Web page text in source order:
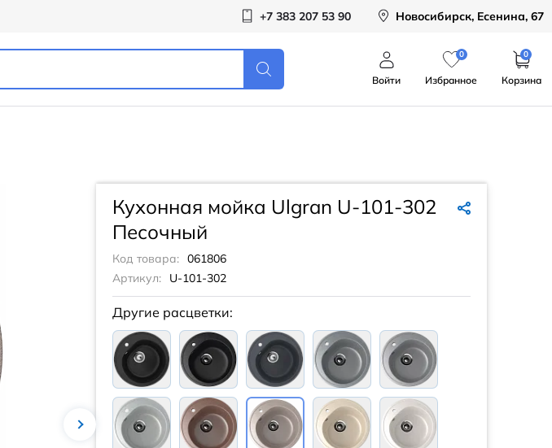
+7 383 207 53 90 Новосибирск, Есенина, 67
Войти
0
Избранное
0
Корзина
Кухонная мойка Ulgran U-101-302
Песочный
Код товара: 061806
Артикул:
U-101-302
Другие расцветки: